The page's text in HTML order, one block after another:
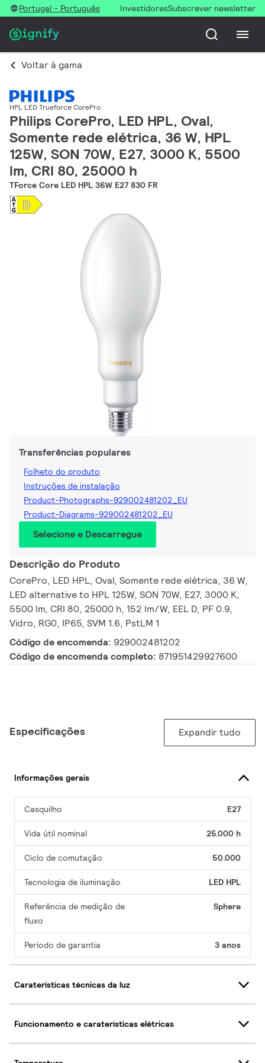
Portugal - Português InvestidoresSubscrever newsletter
Voltar à gama
HPL LED Trueforce CorePro
Philips CorePro, LED HPL, Oval,
Somente rede elétrica, 36 W, HPL
125W, SON 70W, E27, 3000 K, 5500
lm, CRI 80, 25000 h
TForce Core LED HPL 36W E27 830 FR
Transferências populares
Folheto do produto
Instruções de instalação
Product-Photographs-929002481202_EU
Product-Diagrams-929002481202_EU
Selecione e Descarregue
Descrição do Produto
CorePro, LED HPL, Oval, Somente rede elétrica, 36 W,
LED alternative to HPL 125W, SON 70W, E27, 3000 K,
5500 lm, CRI 80, 25000 h, 152 lm/W, EEL D, PF 0.9,
Vidro, RG0, IP65, SVM 1.6, PstLM 1
Código de encomenda: 929002481202
Código de encomenda completo: 871951429927600
Especificações Expandir tudo
Informações gerais
Casquilho E27
Vida útil nominal 25.000 h
Ciclo de comutação 50.000
Tecnologia de iluminação LED HPL
Referência de medição de
fluxo
Sphere
Período de garantia 3 anos
Caraterísticas técnicas da luz
Funcionamento e caraterísticas elétricas